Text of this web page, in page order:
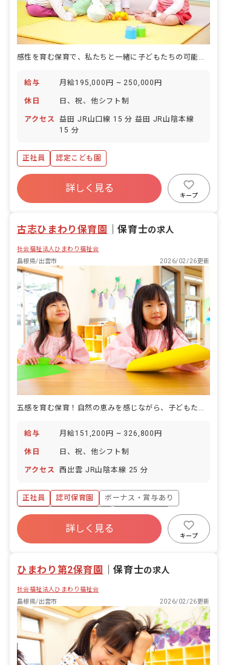
感性を育む保育で、私たちと一緒に子どもたちの可能性を引き出しましょう！
給与 月給195,000円 ~ 250,000円
休日 日、祝、他シフト制
アクセス
益田 JR山口線 15 分 益田 JR山陰本線
15 分
正社員 認定こども園
詳しく見る
キープ
古志ひまわり保育園 ｜保育士の求人
社会福祉法人ひまわり福祉会
島根県/出雲市
2026/02/26更新
五感を育む保育！自然の恵みを感じながら、子どもたちと一緒に成長していきませんか？
給与 月給151,200円 ~ 326,800円
休日 日、祝、他シフト制
アクセス 西出雲 JR山陰本線 25 分
正社員 認可保育園
ボーナス・賞与あり
寮・住宅・家賃補助あり
社会保険完備
残業少なめ
詳しく見る
キープ
ひまわり第2保育園 ｜保育士の求人
社会福祉法人ひまわり福祉会
島根県/出雲市
2026/02/26更新